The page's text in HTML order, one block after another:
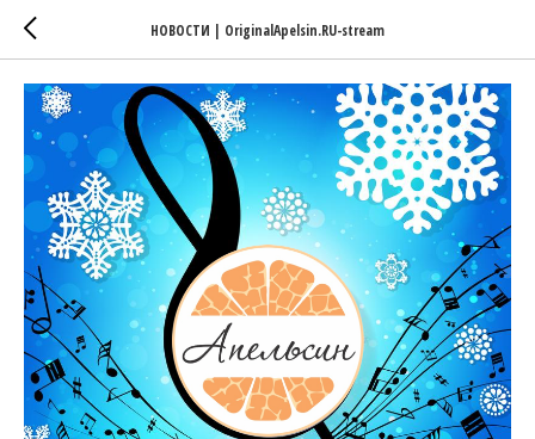
НОВОСТИ | OriginalApelsin.RU-stream